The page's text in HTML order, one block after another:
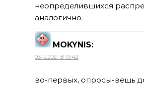
неопределившихся
аналогично.
MOKYNIS:
03.12.2021 В 19:42
во-первых, опросы-вещь